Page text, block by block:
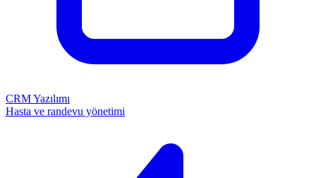
CRM Yazılımı
Hasta ve randevu yönetimi